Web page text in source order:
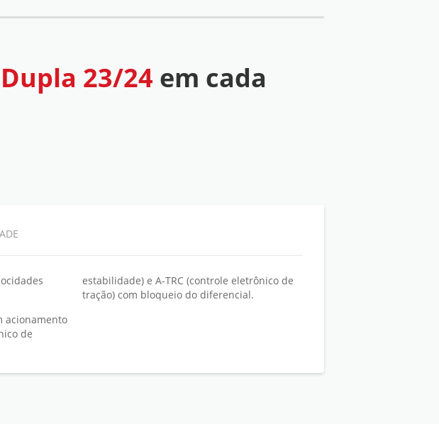
23/24 em cada
de
estabilidade) e A-TRC (controle eletrônico de
tração) com bloqueio do diferencial.